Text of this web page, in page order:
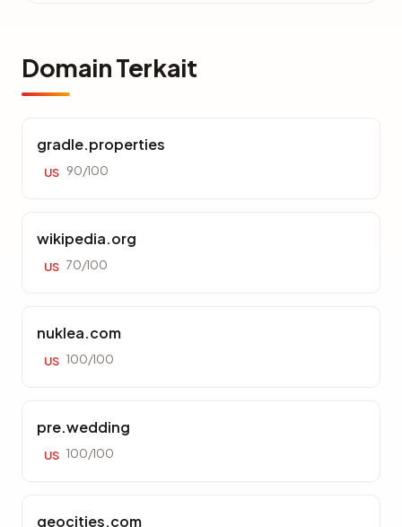
Domain Terkait
gradle.properties
US 90/100
wikipedia.org
US 70/100
nuklea.com
US 100/100
pre.wedding
US 100/100
geocities.com